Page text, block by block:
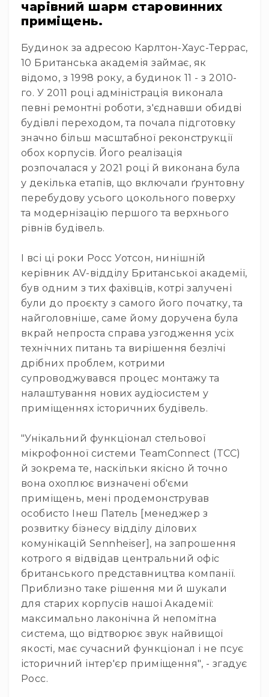
та
Мікрофони
Студійні
Вокальні
Інструментальні
USB-
мікрофони
Конференційні
Петличні
З
оголов'ям
Накамерні
Всі
мікрофони
Мікрофонне
підсилення
Аксесуари
та
комплектуючі
Навушники
Універсальні
Для
аудіофілів
спорту
Для
моніторингу
Для
Dj
та
студій
Для
фільмів/
ТБ
Для
людей
з
вадами
слуху
Підсилення
чарівний шарм старовинних
приміщень.
Будинок за адресою Карлтон-Хаус-Террас,
10 Британська академія займає, як
відомо, з 1998 року, а будинок 11 - з 2010-
го. У 2011 році адміністрація виконала
певні ремонтні роботи, з'єднавши обидві
будівлі переходом, та почала підготовку
значно більш масштабної реконструкції
обох корпусів. Його реалізація
розпочалася у 2021 році й виконана була
у декілька етапів, що включали ґрунтовну
перебудову усього цокольного поверху
та модернізацію першого та верхнього
рівнів будівель.
І всі ці роки Росс Уотсон, нинішній
керівник AV-відділу Британської академії,
був одним з тих фахівців, котрі залучені
були до проєкту з самого його початку, та
найголовніше, саме йому доручена була
вкрай непроста справа узгодження усіх
технічних питань та вирішення безлічі
дрібних проблем, котрими
супроводжувався процес монтажу та
налаштування нових аудіосистем у
приміщеннях історичних будівель.
"Унікальний функціонал стельової
мікрофонної системи TeamConnect (TCC)
й зокрема те, наскільки якісно й точно
вона охоплює визначені об'єми
приміщень, мені продемонстрував
особисто Інеш Патель [менеджер з
розвитку бізнесу відділу ділових
комунікацій Sennheiser], на запрошення
котрого я відвідав центральний офіс
британського представництва компанії.
Приблизно таке рішення ми й шукали
для старих корпусів нашої Академії:
максимально лаконічна й непомітна
система, що відтворює звук найвищої
якості, має сучасний функціонал і не псує
історичний інтер'єр приміщення", - згадує
Росс.